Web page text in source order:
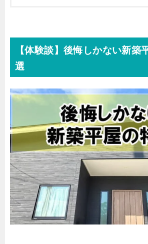
【体験談】後悔しかない新築
選